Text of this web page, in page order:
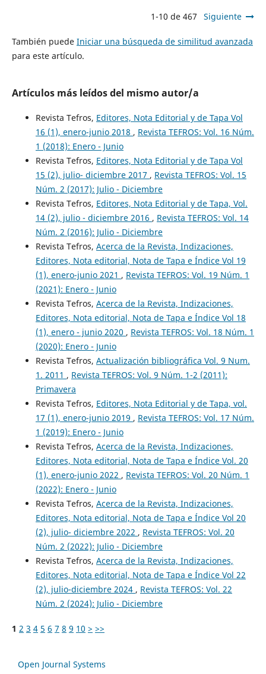
1-10 de 467 Siguiente
También puede Iniciar una búsqueda de similitud avanzada
para este artículo.
Artículos más leídos del mismo autor/a
Revista Tefros, Editores, Nota Editorial y de Tapa Vol
16 (1), enero-junio 2018 , Revista TEFROS: Vol. 16 Núm.
1 (2018): Enero - Junio
Revista Tefros, Editores, Nota Editorial y de Tapa Vol
15 (2), julio- diciembre 2017 , Revista TEFROS: Vol. 15
Núm. 2 (2017): Julio - Diciembre
Revista Tefros, Editores, Nota Editorial y de Tapa, Vol.
14 (2), julio - diciembre 2016 , Revista TEFROS: Vol. 14
Núm. 2 (2016): Julio - Diciembre
Revista Tefros, Acerca de la Revista, Indizaciones,
Editores, Nota editorial, Nota de Tapa e Índice Vol 19
(1), enero-junio 2021 , Revista TEFROS: Vol. 19 Núm. 1
(2021): Enero - Junio
Revista Tefros, Acerca de la Revista, Indizaciones,
Editores, Nota editorial, Nota de Tapa e Índice Vol 18
(1), enero - junio 2020 , Revista TEFROS: Vol. 18 Núm. 1
(2020): Enero - Junio
Revista Tefros, Actualización bibliográfica Vol. 9 Num.
1. 2011 , Revista TEFROS: Vol. 9 Núm. 1-2 (2011):
Primavera
Revista Tefros, Editores, Nota Editorial y de Tapa, vol.
17 (1), enero-junio 2019 , Revista TEFROS: Vol. 17 Núm.
1 (2019): Enero - Junio
Revista Tefros, Acerca de la Revista, Indizaciones,
Editores, Nota editorial, Nota de Tapa e Índice Vol. 20
(1), enero-junio 2022 , Revista TEFROS: Vol. 20 Núm. 1
(2022): Enero - Junio
Revista Tefros, Acerca de la Revista, Indizaciones,
Editores, Nota editorial, Nota de Tapa e Índice Vol 20
(2), julio- diciembre 2022 , Revista TEFROS: Vol. 20
Núm. 2 (2022): Julio - Diciembre
Revista Tefros, Acerca de la Revista, Indizaciones,
Editores, Nota editorial, Nota de Tapa e Índice Vol 22
(2), julio-diciembre 2024 , Revista TEFROS: Vol. 22
Núm. 2 (2024): Julio - Diciembre
1 2 3 4 5 6 7 8 9 10 > >>
Open Journal Systems